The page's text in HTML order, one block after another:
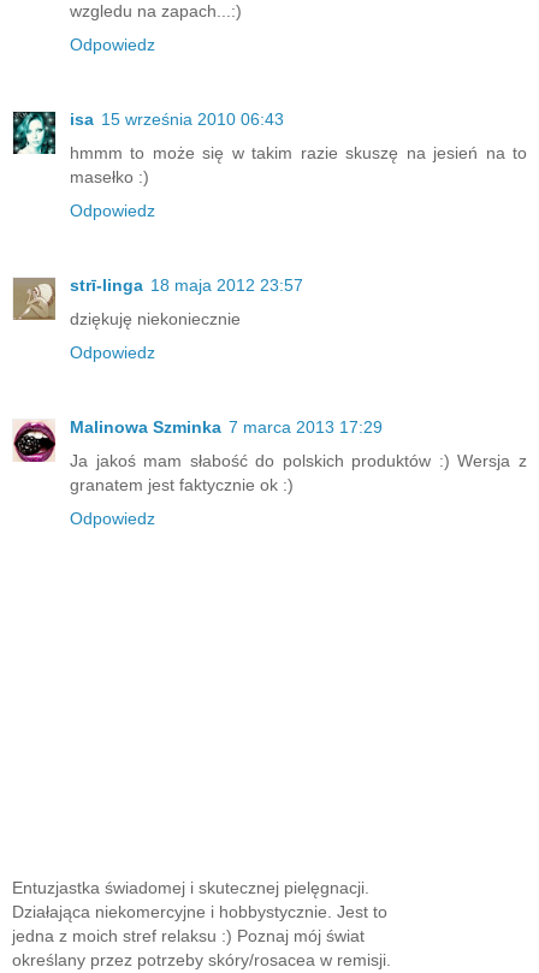
wzgledu na zapach...:)
Odpowiedz
isa 15 września 2010 06:43
hmmm to może się w takim razie skuszę na jesień na to
masełko :)
Odpowiedz
strī-linga 18 maja 2012 23:57
dziękuję niekoniecznie
Odpowiedz
Malinowa Szminka 7 marca 2013 17:29
Ja jakoś mam słabość do polskich produktów :) Wersja z
granatem jest faktycznie ok :)
Odpowiedz
Entuzjastka świadomej i skutecznej pielęgnacji.
Działająca niekomercyjne i hobbystycznie. Jest to
jedna z moich stref relaksu :) Poznaj mój świat
określany przez potrzeby skóry/rosacea w remisji.